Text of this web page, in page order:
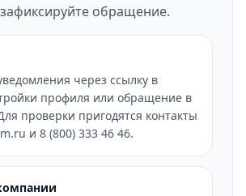
обращение.
через ссылку в
профиля или обращение в
проверки пригодятся контакты
и 8 (800) 333 46 46.